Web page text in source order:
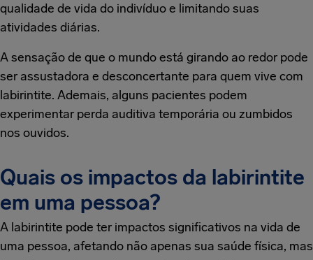
qualidade de vida do indivíduo e limitando suas
atividades diárias.
A sensação de que o mundo está girando ao redor pode
ser assustadora e desconcertante para quem vive com
labirintite. Ademais, alguns pacientes podem
experimentar perda auditiva temporária ou zumbidos
nos ouvidos.
Quais os impactos da labirintite
em uma pessoa?
A labirintite pode ter impactos significativos na vida de
uma pessoa, afetando não apenas sua saúde física, mas